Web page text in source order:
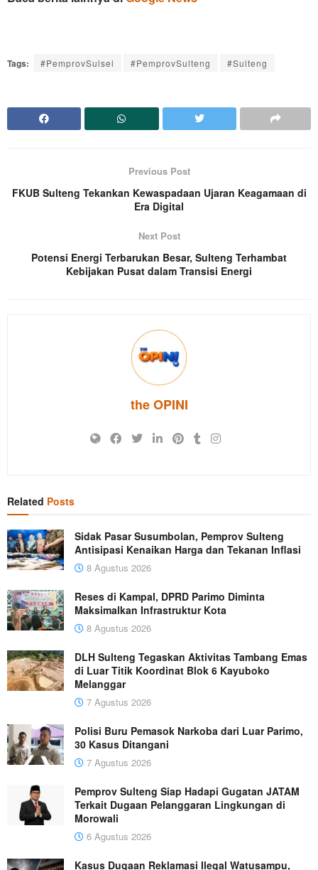
Tags: #PemprovSulsel #PemprovSulteng #Sulteng
Previous Post
FKUB Sulteng Tekankan Kewaspadaan Ujaran Keagamaan di
Era Digital
Next Post
Potensi Energi Terbarukan Besar, Sulteng Terhambat
Kebijakan Pusat dalam Transisi Energi
the OPINI
Related Posts
Sidak Pasar Susumbolan, Pemprov Sulteng
Antisipasi Kenaikan Harga dan Tekanan Inflasi
8 Agustus 2026
Reses di Kampal, DPRD Parimo Diminta
Maksimalkan Infrastruktur Kota
8 Agustus 2026
DLH Sulteng Tegaskan Aktivitas Tambang Emas
di Luar Titik Koordinat Blok 6 Kayuboko
Melanggar
7 Agustus 2026
Polisi Buru Pemasok Narkoba dari Luar Parimo,
30 Kasus Ditangani
7 Agustus 2026
Pemprov Sulteng Siap Hadapi Gugatan JATAM
Terkait Dugaan Pelanggaran Lingkungan di
Morowali
6 Agustus 2026
Kasus Dugaan Reklamasi Ilegal Watusampu,